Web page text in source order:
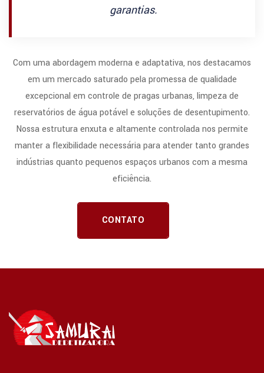
garantias.
Com uma abordagem moderna e adaptativa, nos destacamos
em um mercado saturado pela promessa de qualidade
excepcional em controle de pragas urbanas, limpeza de
reservatórios de água potável e soluções de desentupimento.
Nossa estrutura enxuta e altamente controlada nos permite
manter a flexibilidade necessária para atender tanto grandes
indústrias quanto pequenos espaços urbanos com a mesma
eficiência.
CONTATO